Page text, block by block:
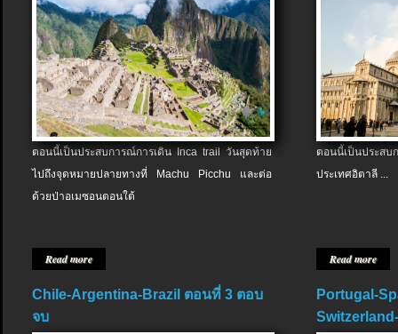
ตอนนี้เป็นประสบการณ์การเดิน Inca trail วันสุดท้าย
ไปถึงจุดหมายปลายทางที่ Machu Picchu และต่อ
ด้วยป่าอเมซอนตอนใต้
Read more
ตอนนี้เป็นประส
ประเทศอิตาลี ...
Read more
Chile-Argentina-Brazil ตอนที่ 3 ตอบ
จบ
Portugal-